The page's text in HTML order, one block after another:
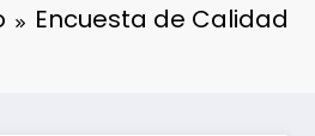
Encuesta de Calidad